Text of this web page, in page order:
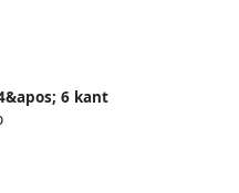
6 kant